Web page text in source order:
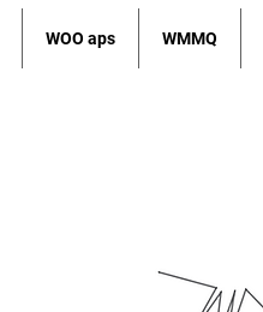
WOO aps WMMQ